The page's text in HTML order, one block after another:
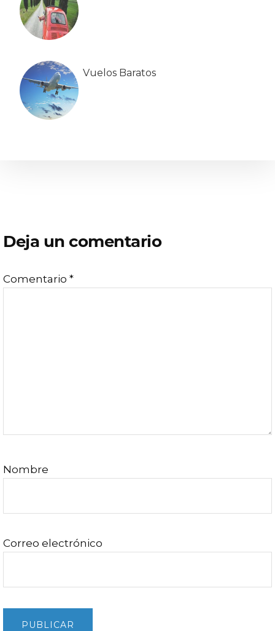
Vuelos Baratos
con
los
Deja un comentario
Comentario *
Nombre
Correo electrónico